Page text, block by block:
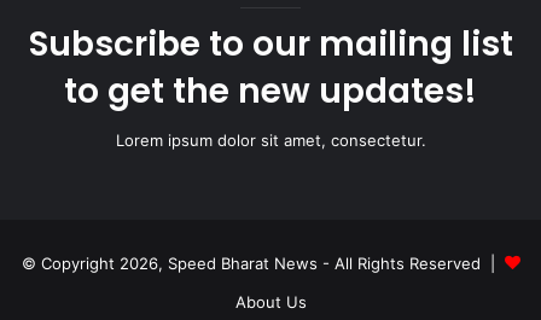
Subscribe to our mailing list
to get the new updates!
Lorem ipsum dolor sit amet, consectetur.
© Copyright 2026, Speed Bharat News - All Rights Reserved |
About Us